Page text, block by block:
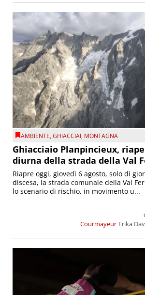
AMBIENTE,GHIACCIAI, MONTAGNA
Ghiacciaio Planpincieux,
diurna della strada della Val
Courmayeur Erika
Riapre oggi, giovedì 6 agosto, solo di
discesa, la strada comunale della Val
lo scenario di rischio, in movimento u...